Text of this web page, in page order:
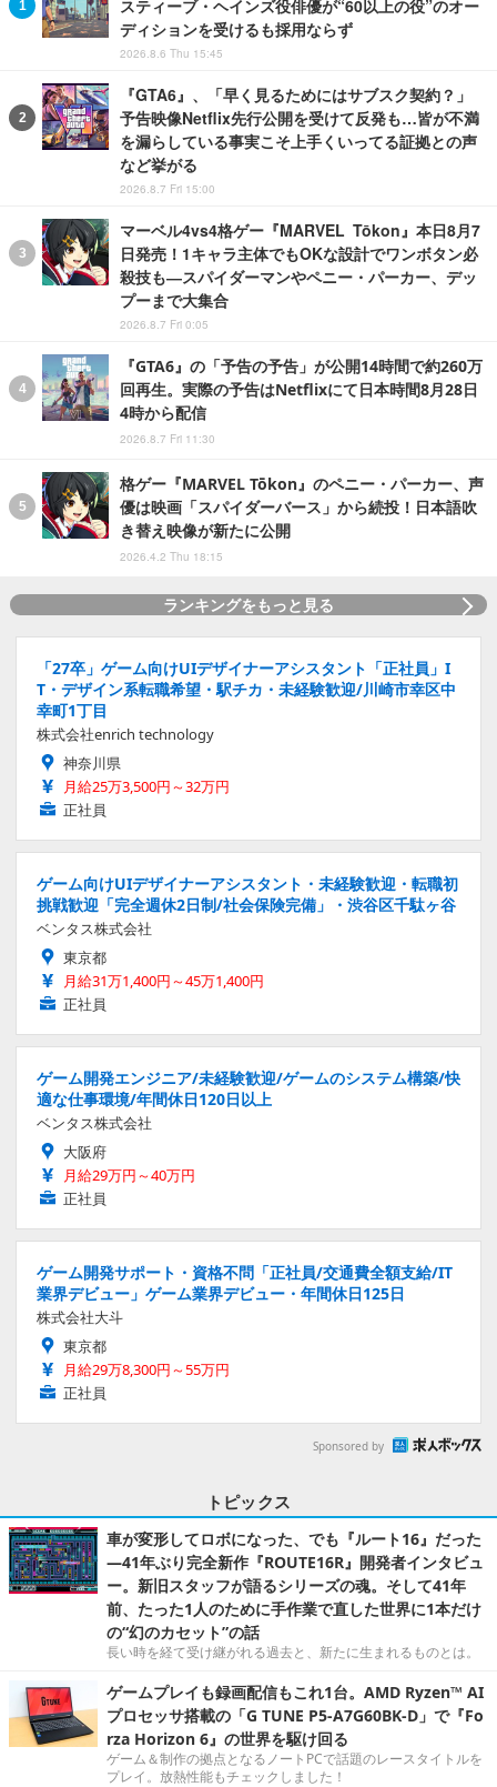
スティーブ・ヘインズ役俳優が“60以上の役”のオー
ディションを受けるも採用ならず
2026.8.6 Thu 15:45
『GTA6』、「早く見るためにはサブスク契約？」
予告映像Netflix先行公開を受けて反発も…皆が不満
を漏らしている事実こそ上手くいってる証拠との声
など挙がる
2026.8.7 Fri 15:00
マーベル4vs4格ゲー『MARVEL Tōkon』本日8月7
日発売！1キャラ主体でもOKな設計でワンボタン必
殺技も―スパイダーマンやペニー・パーカー、デッ
プーまで大集合
2026.8.7 Fri 0:05
『GTA6』の「予告の予告」が公開14時間で約260万
回再生。実際の予告はNetflixにて日本時間8月28日
4時から配信
2026.8.7 Fri 11:30
格ゲー『MARVEL Tōkon』のペニー・パーカー、声
優は映画「スパイダーバース」から続投！日本語吹
き替え映像が新たに公開
2026.4.2 Thu 18:15
ランキングをもっと見る
「27卒」ゲーム向けUIデザイナーアシスタント「正社員」I
T・デザイン系転職希望・駅チカ・未経験歓迎/川崎市幸区中
幸町1丁目
株式会社enrich technology
神奈川県
月給25万3,500円～32万円
正社員
ゲーム向けUIデザイナーアシスタント・未経験歓迎・転職初
挑戦歓迎「完全週休2日制/社会保険完備」・渋谷区千駄ヶ谷
ベンタス株式会社
東京都
月給31万1,400円～45万1,400円
正社員
ゲーム開発エンジニア/未経験歓迎/ゲームのシステム構築/快
適な仕事環境/年間休日120日以上
ベンタス株式会社
大阪府
月給29万円～40万円
正社員
ゲーム開発サポート・資格不問「正社員/交通費全額支給/IT
業界デビュー」ゲーム業界デビュー・年間休日125日
株式会社大斗
東京都
月給29万8,300円～55万円
正社員
Sponsored by
トピックス
車が変形してロボになった、でも『ルート16』だった
―41年ぶり完全新作『ROUTE16R』開発者インタビュ
ー。新旧スタッフが語るシリーズの魂。そして41年
前、たった1人のために手作業で直した世界に1本だけ
の“幻のカセット”の話
長い時を経て受け継がれる過去と、新たに生まれるものとは。
ゲームプレイも録画配信もこれ1台。AMD Ryzen™ AI
プロセッサ搭載の「G TUNE P5-A7G60BK-D」で『Fo
rza Horizon 6』の世界を駆け回る
ゲーム＆制作の拠点となるノートPCで話題のレースタイトルを
プレイ。放熱性能もチェックしました！